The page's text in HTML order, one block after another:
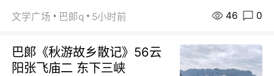
文学广场 巴郞q 5小时前 46 0
巴郞《秋游故乡散记》56云
阳张飞庙二 东下三峡